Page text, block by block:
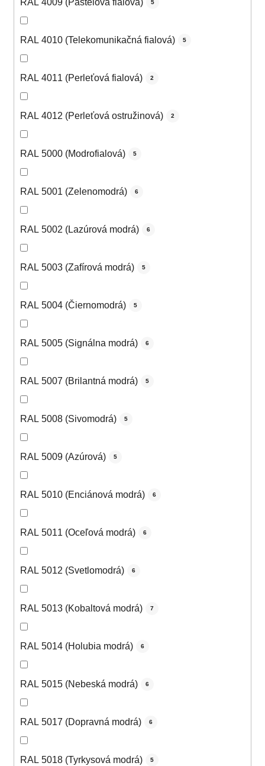
RAL 4009 (Pastelová fialová) 5
RAL 4010 (Telekomunikačná fialová) 5
RAL 4011 (Perleťová fialová) 2
RAL 4012 (Perleťová ostružinová) 2
RAL 5000 (Modrofialová) 5
RAL 5001 (Zelenomodrá) 6
RAL 5002 (Lazúrová modrá) 6
RAL 5003 (Zafírová modrá) 5
RAL 5004 (Čiernomodrá) 5
RAL 5005 (Signálna modrá) 6
RAL 5007 (Brilantná modrá) 5
RAL 5008 (Sivomodrá) 5
RAL 5009 (Azúrová) 5
RAL 5010 (Enciánová modrá) 6
RAL 5011 (Oceľová modrá) 6
RAL 5012 (Svetlomodrá) 6
RAL 5013 (Kobaltová modrá) 7
RAL 5014 (Holubia modrá) 6
RAL 5015 (Nebeská modrá) 6
RAL 5017 (Dopravná modrá) 6
RAL 5018 (Tyrkysová modrá) 5